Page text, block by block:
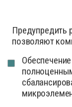
Предупредить
позволяют